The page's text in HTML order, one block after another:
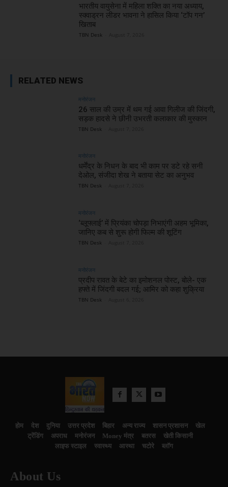
भारतीय वायुसेना में महिला शक्ति का नया अध्याय,
स्क्वाड्रन लीडर भावना ने हासिल किया ‘टॉप गन’
खिताब
TBN Desk
RELATED NEWS
मनोरंजन
26 साल की उम्र में थम गई आवा गिलीज की जिंदगी,
सड़क हादसे ने छीनी उभरती कलाकार की मुस्कान
TBN Desk
मनोरंजन
धर्मेंद्र के निधन के बाद भी काम पर डटे रहे सनी
देओल, संजीदा शेख ने बताया सेट का अनुभव
TBN Desk
मनोरंजन
‘ब्लूफ्लाई’ में प्रियंका चोपड़ा निभाएंगी अहम भूमिका,
जानिए कब से शुरू होगी फिल्म की शूटिंग
TBN Desk
मनोरंजन
प्रदीप रावत के बेटे का इमोशनल पोस्ट, बोले- एक
हफ्ते में जिंदगी बदल गई; आमिर को कहा शुक्रिया
TBN Desk
होम देश दुनिया उत्तर प्रदेश बिहार अन्य राज्य शासन प्रशासन
खेल
ट्रेंडिंग
अपराध मनोरंजन Money मंत्र बतरस
खेती किसानी
लाइफ स्टाइल
स्वास्थ्य आस्था चटोरे ब्लॉग
About Us